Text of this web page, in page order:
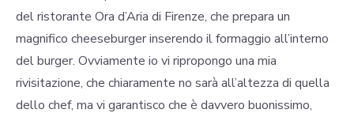
del ristorante Ora d’Aria di Firenze, che prepara un
magnifico cheeseburger inserendo il formaggio all’interno
del burger. Ovviamente io vi ripropongo una mia
rivisitazione, che chiaramente no sarà all’altezza di quella
dello chef, ma vi garantisco che è davvero buonissimo,